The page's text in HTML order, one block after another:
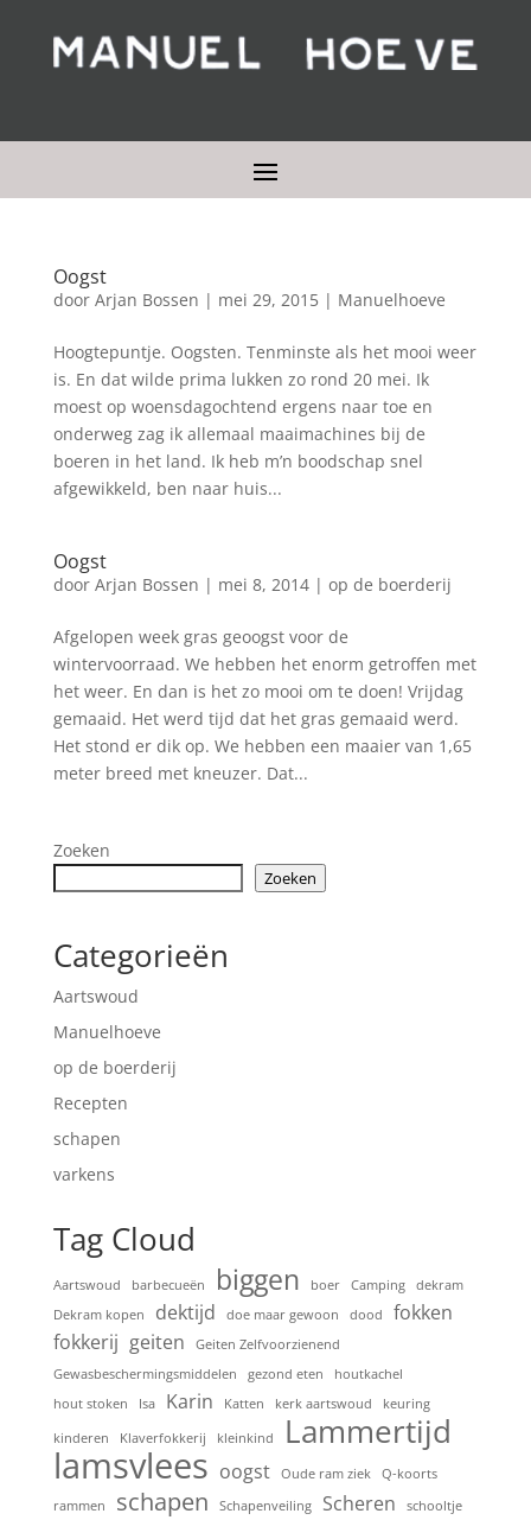
Oogst
door Arjan Bossen | mei 29, 2015| Manuelhoeve
Hoogtepuntje. Oogsten. Tenminste als het mooi weer
is. En dat wilde prima lukken zo rond 20 mei. Ik
moest op woensdagochtend ergens naar toe en
onderweg zag ik allemaal maaimachines bij de
boeren in het land. Ik heb m’n boodschap snel
afgewikkeld, ben naar huis...
Oogst
door Arjan Bossen | mei 8, 2014| op de boerderij
Afgelopen week gras geoogst voor de
wintervoorraad. We hebben het enorm getroffen met
het weer. En dan is het zo mooi om te doen! Vrijdag
gemaaid. Het werd tijd dat het gras gemaaid werd.
Het stond er dik op. We hebben een maaier van 1,65
meter breed met kneuzer. Dat...
Zoeken
Zoeken
Categorieën
Aartswoud
Manuelhoeve
op de boerderij
Recepten
schapen
varkens
Tag Cloud
Aartswoud barbecueën biggen boer Camping
dekram
Dekram kopen
dektijd doe maar gewoon dood
fokken
fokkerij geiten
Geiten Zelfvoorzienend
Gewasbeschermingsmiddelen
gezond eten
houtkachel
hout stoken
Isa Karin Katten kerk aartswoud keuring
kinderen Klaverfokkerij kleinkind Lammertijd
lamsvlees oogst Oude ram ziek
Q-koorts
rammen
schapen Schapenveiling Scheren
schooltje